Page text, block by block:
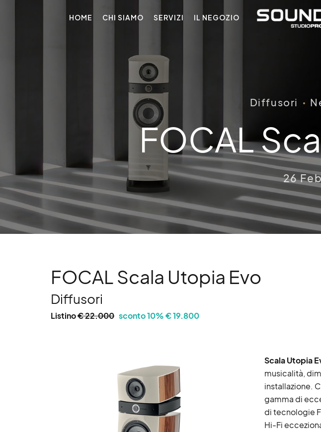
HOME CHI SIAMO SERVIZI IL NEGOZIO
Diffusori
FOCAL
26
FOCAL Scala Utopia Evo
Diffusori
Listino€ 22.000 sconto 10% € 19.800
Scala Utopia
musicalità,
installazione.
gamma di
di tecnologie
Hi-Fi